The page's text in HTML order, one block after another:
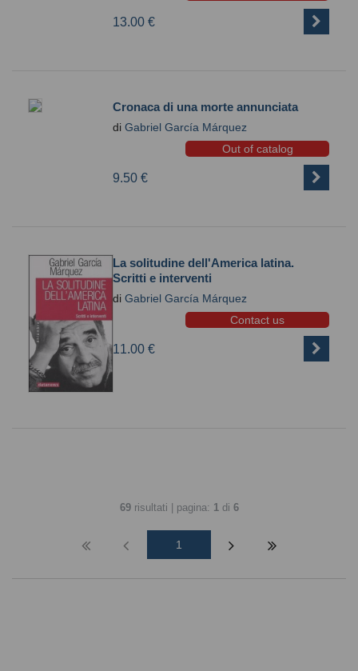
13.00 €
Cronaca di una morte annunciata
di Gabriel García Márquez
Out of catalog
9.50 €
La solitudine dell'America latina.
Scritti e interventi
di Gabriel García Márquez
Contact us
11.00 €
69risultati | pagina: 1 di 6
1